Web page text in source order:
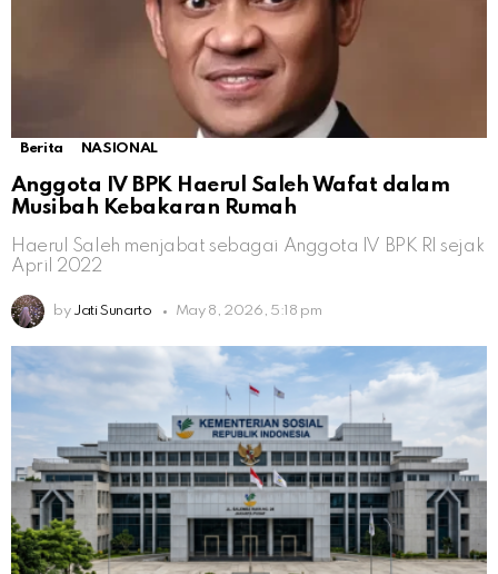
Berita NASIONAL
Anggota IV BPK Haerul Saleh Wafat dalam
Musibah Kebakaran Rumah
Haerul Saleh menjabat sebagai Anggota IV BPK RI sejak
April 2022
by Jati Sunarto May 8, 2026, 5:18 pm